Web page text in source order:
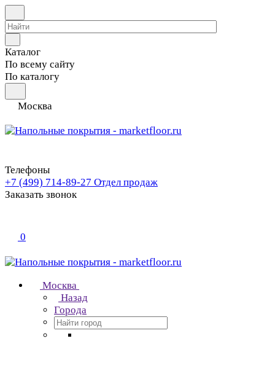
Каталог
По всему сайту
По каталогу
Москва
Телефоны
+7 (499) 714-89-27 Отдел продаж
Заказать звонок
0
Москва
Назад
Города